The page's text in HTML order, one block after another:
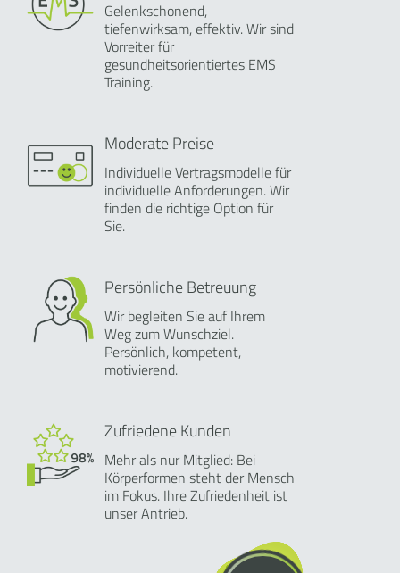
Gelenkschonend,
tiefenwirksam, effektiv. Wir sind
Vorreiter für
gesundheitsorientiertes EMS
Training.
Moderate Preise
Individuelle Vertragsmodelle für
individuelle Anforderungen. Wir
finden die richtige Option für
Sie.
Persönliche Betreuung
Wir begleiten Sie auf Ihrem
Weg zum Wunschziel.
Persönlich, kompetent,
motivierend.
Zufriedene Kunden
Mehr als nur Mitglied: Bei
Körperformen steht der Mensch
im Fokus. Ihre Zufriedenheit ist
unser Antrieb.